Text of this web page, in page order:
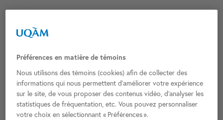
6Saint-Jean-sur-Richelieu​
7Sorel-Tracy​
Shawinigan​
Préférences en matière de témoins
Nous utilisons des témoins (cookies) afin de collecter des
informations qui nous permettent d’améliorer votre expérience
sur le site, de vous proposer des contenus vidéo, d’analyser les
statistiques de fréquentation, etc. Vous pouvez personnaliser
votre choix en sélectionnant « Préférences ».